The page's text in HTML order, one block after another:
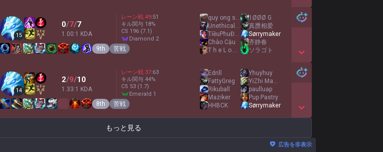
Show More Detail Games
15
0/7/7
1.00:1 KDA
レーン戦 49:51
キル関与 18%
CS 196 (7.1)
diamond 2
9th 苦戦
quy ong si tinh
Unethicality
TiềuPhuĐốnCủi
Chào Cậu
T h e L o n e r
1ØØØ G
真赝相爱
Sørrymaker
齐静春
ソラゴト
Show More Detail Games
14
2/9/10
1.33:1 KDA
レーン戦 37:63
キル関与 44%
CS 53 (1.7)
emerald 1
8th 苦戦
Edrill
FattyGreg
Rikuball
Maziker
HHBCK
Yhuyhuy
YiZhi MaGua
paulluap
Pup Pastry
Sørrymaker
Show More Detail Games
もっと見る
広告を非表示